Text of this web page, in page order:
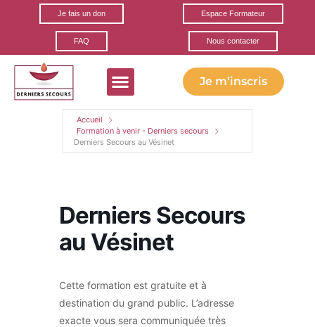
Je fais un don Espace Formateur
FAQ Nous contacter
Je m’inscris
Accueil
Formation à venir - Derniers secours
Derniers Secours au Vésinet
Derniers Secours
au Vésinet
Cette formation est gratuite et à
destination du grand public. L’adresse
exacte vous sera communiquée très